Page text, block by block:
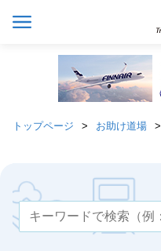
トップページ お助け道場